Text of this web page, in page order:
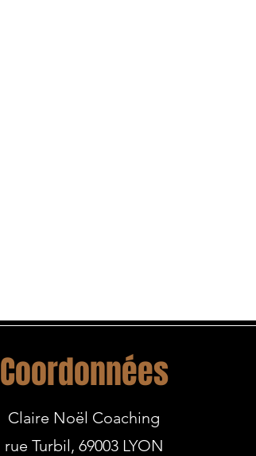
Coordonnées
Claire Noël Coaching
rue Turbil, 69003 LYON